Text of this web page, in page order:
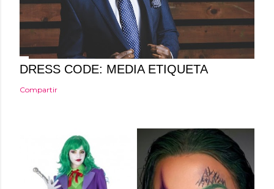
DRESS CODE: MEDIA ETIQUETA
Compartir